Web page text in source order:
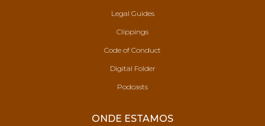
Legal Guides
Clippings
Code of Conduct
Digital Folder
Podcasts
ONDE ESTAMOS